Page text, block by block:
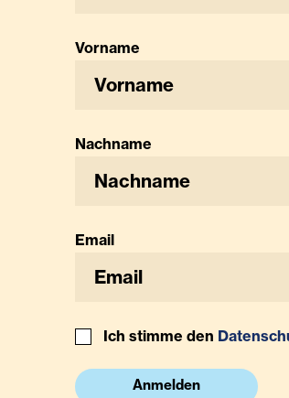
Vorname
Nachname
Email
Ich stimme den
Anmelden